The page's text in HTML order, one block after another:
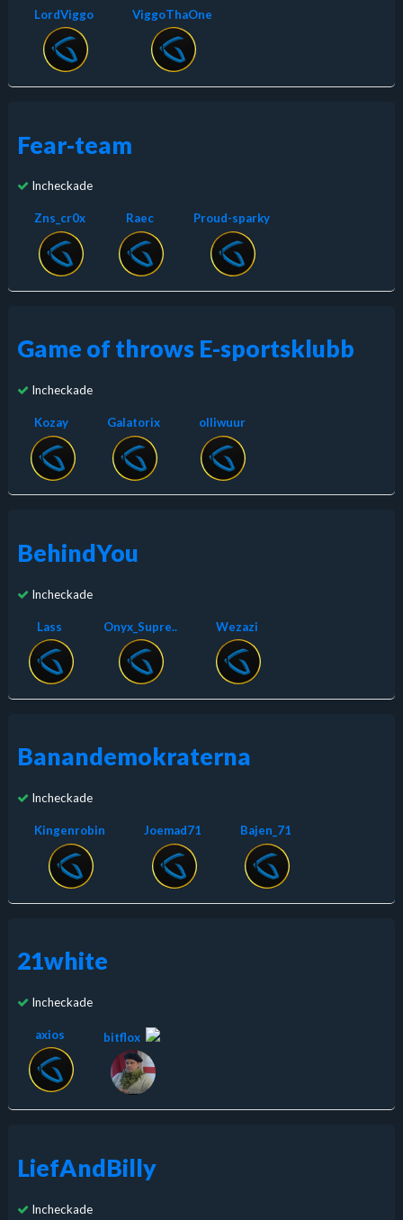
LordViggo ViggoThaOne
Fear-team
Incheckade
Zns_cr0x Raec Proud-sparky
Game of throws E-sportsklubb
Incheckade
Kozay Galatorix olliwuur
BehindYou
Incheckade
Lass Onyx_Supre.. Wezazi
Banandemokraterna
Incheckade
Kingenrobin Joemad71 Bajen_71
21white
Incheckade
axios bitflox
LiefAndBilly
Incheckade